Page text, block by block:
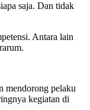
saja. Dan tidak
Antara lain
mendorong pelaku
kegiatan di